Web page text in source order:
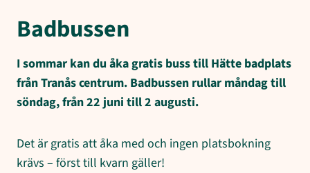
Badbussen
I sommar kan du åka gratis buss till Hätte badplats
från Tranås centrum. Badbussen rullar måndag till
söndag, från 22 juni till 2 augusti.
Det är gratis att åka med och ingen platsbokning
krävs – först till kvarn gäller!